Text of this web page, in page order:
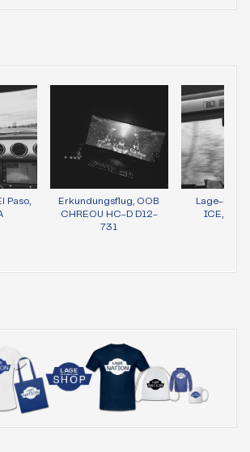
Paso,
Erkundungsflug, OOB
CHREOU HC-D D12-
731
Lage-Bild
ICE,